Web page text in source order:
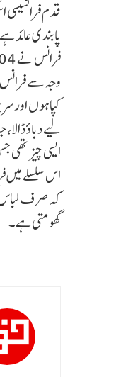
قدم فرانسیسی
پابندی عائد
کپاہوں اور
لیے دباؤ
ایسی چیز تھی
اس سلسلے میں
کہ صرف لباس
گھومتی ہے۔